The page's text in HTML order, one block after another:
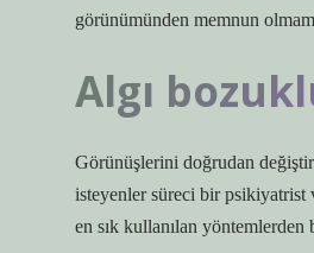
görünümünden memnun
Algı
Görünüşlerini doğrudan
isteyenler süreci bir psikiyatrist
en sık kullanılan yöntemlerden